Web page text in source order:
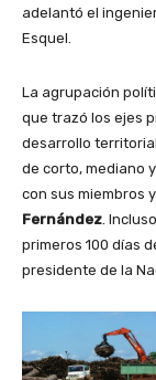
adelantó el
Esquel.
La agrupación
que trazó los ejes
desarrollo
de corto, mediano
con sus miembros
Fernández.
primeros 100 días
presidente de la